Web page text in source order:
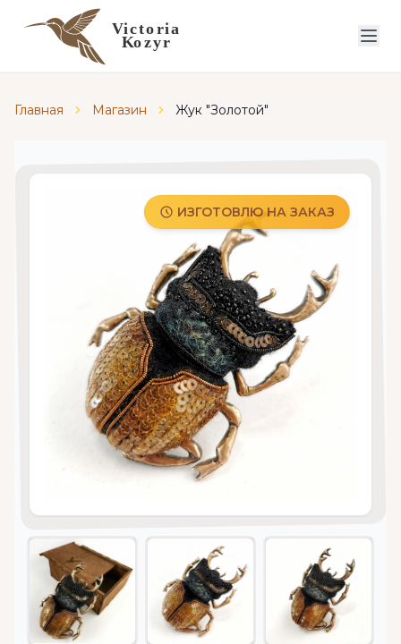
Главная Магазин Жук "Золотой"
ИЗГОТОВЛЮ НА ЗАКАЗ